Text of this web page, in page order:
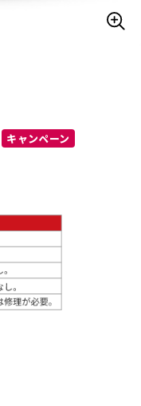
ヴィンテージ
キャンペーン